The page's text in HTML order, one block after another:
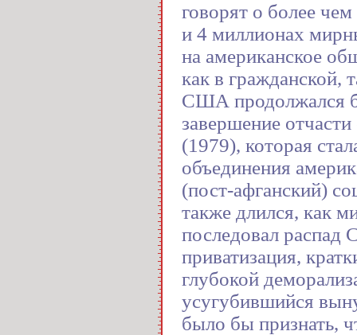
говорят о более
и 4 миллионах
на американское
как в гражданской,
США продолжался
завершение
(1979), которая
объединения
(пост-афганский)
также длился, как
последовал распад
приватизация,
глубокой
усугубившийся
было бы признать,